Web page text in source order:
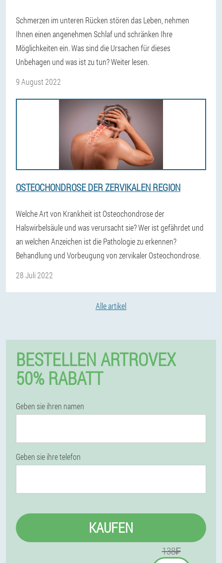
Schmerzen im unteren Rücken stören das Leben, nehmen
Ihnen einen angenehmen Schlaf und schränken Ihre
Möglichkeiten ein. Was sind die Ursachen für dieses
Unbehagen und was ist zu tun? Weiter lesen.
9 August 2022
OSTEOCHONDROSE DER ZERVIKALEN REGION
Welche Art von Krankheit ist Osteochondrose der
Halswirbelsäule und was verursacht sie? Wer ist gefährdet und
an welchen Anzeichen ist die Pathologie zu erkennen?
Behandlung und Vorbeugung von zervikaler Osteochondrose.
28 Juli 2022
Alle artikel
BESTELLEN ARTROVEX
50% RABATT
Geben sie ihren namen
Geben sie ihre telefon
KAUFEN
138₣